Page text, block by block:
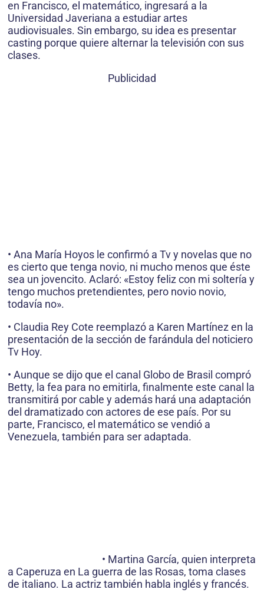
en Francisco, el matemático, ingresará a la
Universidad Javeriana a estudiar artes
audiovisuales. Sin embargo, su idea es presentar
casting porque quiere alternar la televisión con sus
clases.
Publicidad
• Ana María Hoyos le confirmó a Tv y novelas que no
es cierto que tenga novio, ni mucho menos que éste
sea un jovencito. Aclaró: «Estoy feliz con mi soltería y
tengo muchos pretendientes, pero novio novio,
todavía no».
• Claudia Rey Cote reemplazó a Karen Martínez en la
presentación de la sección de farándula del noticiero
Tv Hoy.
• Aunque se dijo que el canal Globo de Brasil compró
Betty, la fea para no emitirla, finalmente este canal la
transmitirá por cable y además hará una adaptación
del dramatizado con actores de ese país. Por su
parte, Francisco, el matemático se vendió a
Venezuela, también para ser adaptada.
• Martina García, quien interpreta
a Caperuza en La guerra de las Rosas, toma clases
de italiano. La actriz también habla inglés y francés.